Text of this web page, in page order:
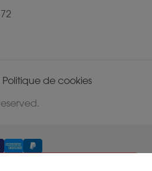
Politique de cookies